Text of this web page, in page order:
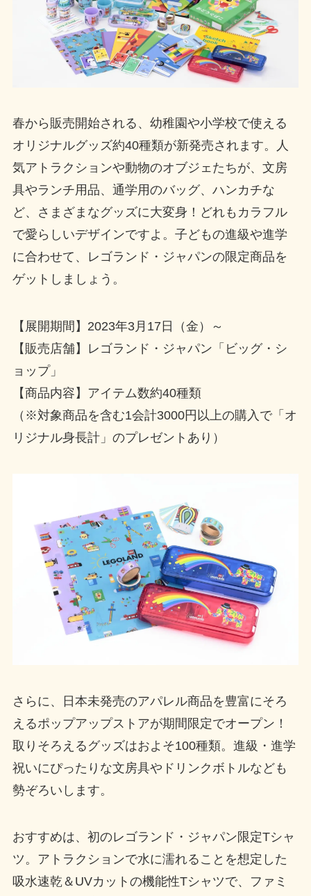
春から販売開始される、幼稚園や小学校で使える
オリジナルグッズ約40種類が新発売されます。人
気アトラクションや動物のオブジェたちが、文房
具やランチ用品、通学用のバッグ、ハンカチな
ど、さまざまなグッズに大変身！どれもカラフル
で愛らしいデザインですよ。子どもの進級や進学
に合わせて、レゴランド・ジャパンの限定商品を
ゲットしましょう。
【展開期間】2023年3月17日（金）～
【販売店舗】レゴランド・ジャパン「ビッグ・シ
ョップ」
【商品内容】アイテム数約40種類
（※対象商品を含む1会計3000円以上の購入で「オ
リジナル身長計」のプレゼントあり）
さらに、日本未発売のアパレル商品を豊富にそろ
えるポップアップストアが期間限定でオープン！
取りそろえるグッズはおよそ100種類。進級・進学
祝いにぴったりな文房具やドリンクボトルなども
勢ぞろいします。
おすすめは、初のレゴランド・ジャパン限定Tシャ
ツ。アトラクションで水に濡れることを想定した
吸水速乾＆UVカットの機能性Tシャツで、ファミ